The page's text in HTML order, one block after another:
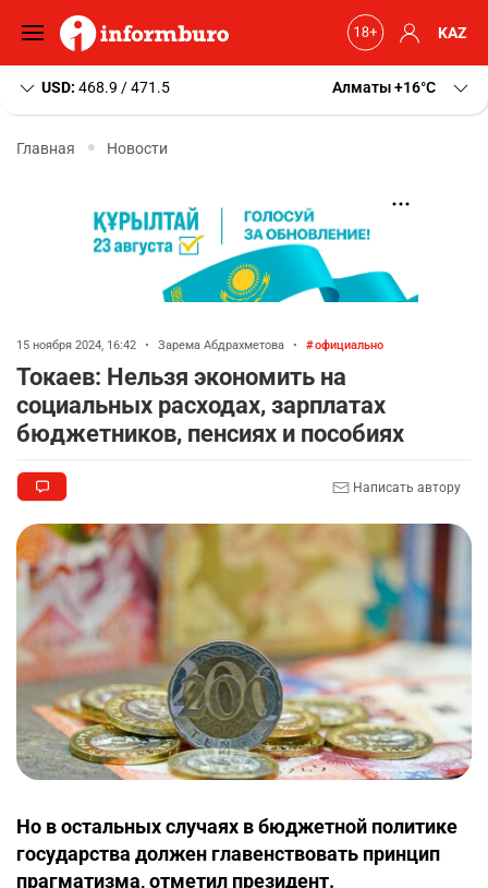
KAZ
USD: 468.9 / 471.5 Алматы+16 C
Главная Новости
15 ноября 2024, 16:42 • Зарема Абдрахметова • официально
Токаев: Нельзя экономить на
социальных расходах, зарплатах
бюджетников, пенсиях и пособиях
Написать автору
Но в остальных случаях в бюджетной политике
государства должен главенствовать принцип
прагматизма, отметил президент.